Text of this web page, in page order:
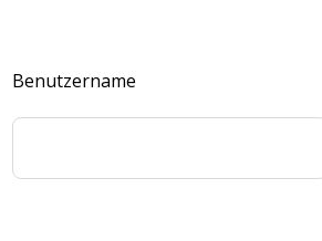
Benutzername